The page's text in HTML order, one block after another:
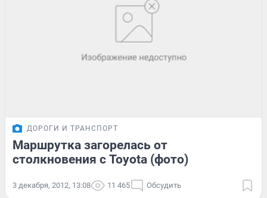
ДОРОГИ И ТРАНСПОРТ
Маршрутка загорелась от
столкновения с Toyota (фото)
3 декабря, 2012, 13:08 11 465 Обсудить